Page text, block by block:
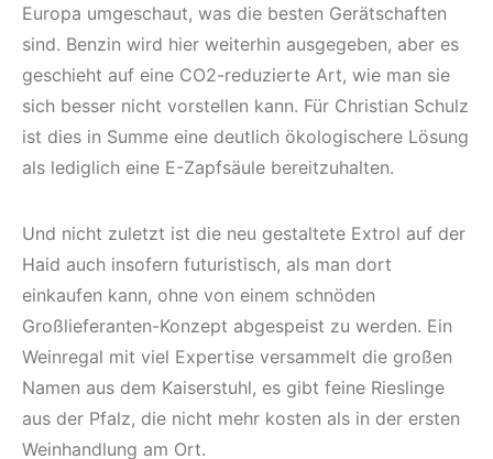
Europa umgeschaut, was die besten Gerätschaften
sind. Benzin wird hier weiterhin ausgegeben, aber es
geschieht auf eine CO2-reduzierte Art, wie man sie
sich besser nicht vorstellen kann. Für Christian Schulz
ist dies in Summe eine deutlich ökologischere Lösung
als lediglich eine E-Zapfsäule bereitzuhalten.
Und nicht zuletzt ist die neu gestaltete Extrol auf der
Haid auch insofern futuristisch, als man dort
einkaufen kann, ohne von einem schnöden
Großlieferanten-Konzept abgespeist zu werden. Ein
Weinregal mit viel Expertise versammelt die großen
Namen aus dem Kaiserstuhl, es gibt feine Rieslinge
aus der Pfalz, die nicht mehr kosten als in der ersten
Weinhandlung am Ort.